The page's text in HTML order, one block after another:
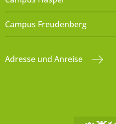
Campus Freudenberg
Adresse und Anreise